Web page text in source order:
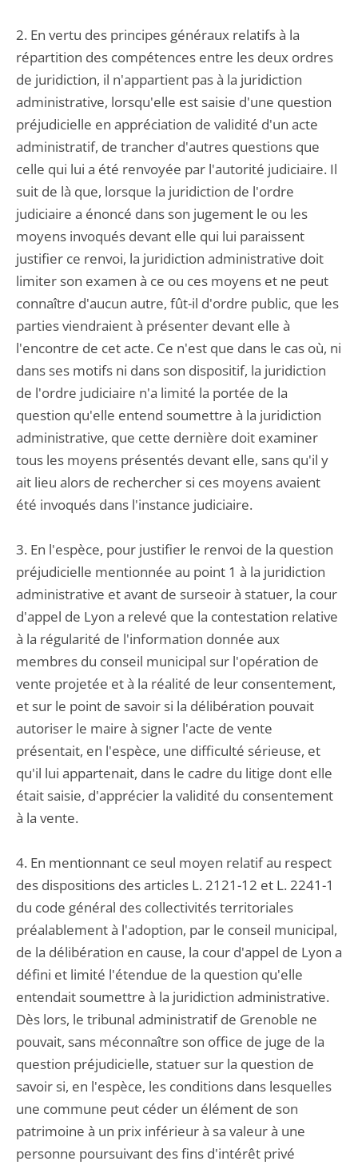
2. En vertu des principes généraux relatifs à la
répartition des compétences entre les deux ordres
de juridiction, il n'appartient pas à la juridiction
administrative, lorsqu'elle est saisie d'une question
préjudicielle en appréciation de validité d'un acte
administratif, de trancher d'autres questions que
celle qui lui a été renvoyée par l'autorité judiciaire. Il
suit de là que, lorsque la juridiction de l'ordre
judiciaire a énoncé dans son jugement le ou les
moyens invoqués devant elle qui lui paraissent
justifier ce renvoi, la juridiction administrative doit
limiter son examen à ce ou ces moyens et ne peut
connaître d'aucun autre, fût-il d'ordre public, que les
parties viendraient à présenter devant elle à
l'encontre de cet acte. Ce n'est que dans le cas où, ni
dans ses motifs ni dans son dispositif, la juridiction
de l'ordre judiciaire n'a limité la portée de la
question qu'elle entend soumettre à la juridiction
administrative, que cette dernière doit examiner
tous les moyens présentés devant elle, sans qu'il y
ait lieu alors de rechercher si ces moyens avaient
été invoqués dans l'instance judiciaire.
3. En l'espèce, pour justifier le renvoi de la question
préjudicielle mentionnée au point 1 à la juridiction
administrative et avant de surseoir à statuer, la cour
d'appel de Lyon a relevé que la contestation relative
à la régularité de l'information donnée aux
membres du conseil municipal sur l'opération de
vente projetée et à la réalité de leur consentement,
et sur le point de savoir si la délibération pouvait
autoriser le maire à signer l'acte de vente
présentait, en l'espèce, une difficulté sérieuse, et
qu'il lui appartenait, dans le cadre du litige dont elle
était saisie, d'apprécier la validité du consentement
à la vente.
4. En mentionnant ce seul moyen relatif au respect
des dispositions des articles L. 2121-12 et L. 2241-1
du code général des collectivités territoriales
préalablement à l'adoption, par le conseil municipal,
de la délibération en cause, la cour d'appel de Lyon a
défini et limité l'étendue de la question qu'elle
entendait soumettre à la juridiction administrative.
Dès lors, le tribunal administratif de Grenoble ne
pouvait, sans méconnaître son office de juge de la
question préjudicielle, statuer sur la question de
savoir si, en l'espèce, les conditions dans lesquelles
une commune peut céder un élément de son
patrimoine à un prix inférieur à sa valeur à une
personne poursuivant des fins d'intérêt privé